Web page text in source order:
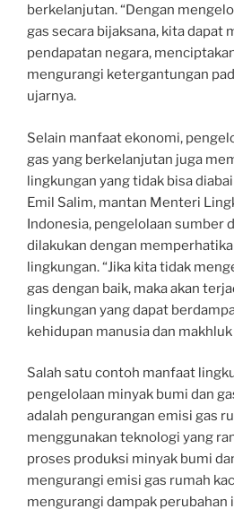
berkelanjutan. “Dengan
gas secara bijaksana, kita dapat
pendapatan negara,
mengurangi ketergantungan
ujarnya.
Selain manfaat ekonomi,
gas yang berkelanjutan juga
lingkungan yang tidak bisa
Emil Salim, mantan Menteri
Indonesia, pengelolaan sumber
dilakukan dengan
lingkungan. “Jika kita tidak
gas dengan baik, maka akan
lingkungan yang dapat
kehidupan manusia dan makhluk
Salah satu contoh manfaat
pengelolaan minyak bumi dan
adalah pengurangan emisi gas
menggunakan teknologi yang
proses produksi minyak bumi
mengurangi emisi gas rumah
mengurangi dampak perubahan